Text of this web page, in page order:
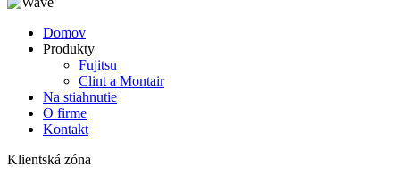
Domov
Produkty
Fujitsu
Clint a Montair
Na stiahnutie
O firme
Kontakt
Klientská zóna